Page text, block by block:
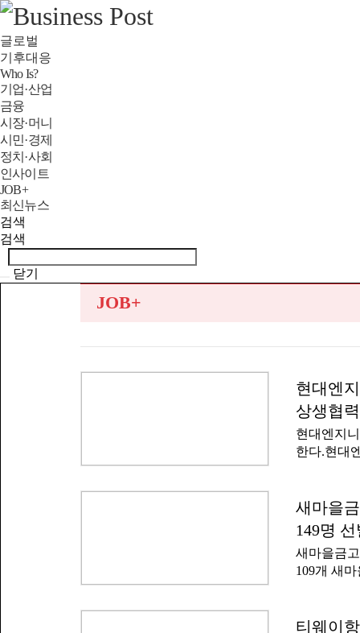
글로벌
기후대응
Who Is?
기업·산업
금융
시장·머니
시민·경제
정치·사회
인사이트
JOB+
최신뉴스
검색
검색
닫기
JOB+
현대엔
상생협
현대엔지
한다.현대
공제는 현
상생협력
기간 근무
마련됐다.
력에게 성
은 중소 협
새마을
149명 선
새마을금
109개 새
실시된다.
티웨이